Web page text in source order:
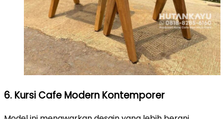
6. Kursi Cafe Modern Kontemporer